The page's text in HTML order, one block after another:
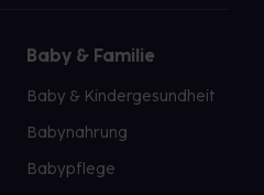
Baby & Familie
Baby & Kindergesundheit
Babynahrung
Babypflege